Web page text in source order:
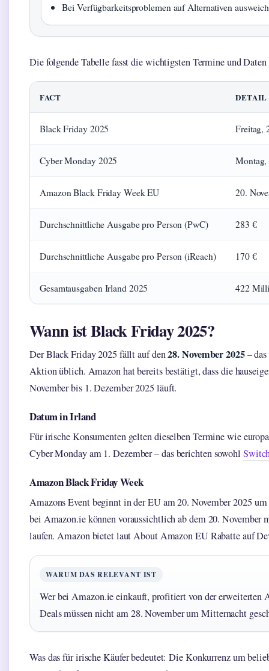
Bei Verfügbarkeitsproblemen auf Alternativen
Die folgende Tabelle fasst die wichtigsten Termine und
FACT DETAIL
Black Friday 2025 Freitag,
Cyber Monday 2025 Montag,
Amazon Black Friday Week EU 20.
Durchschnittliche Ausgabe pro Person (PwC) 283 €
Durchschnittliche Ausgabe pro Person (iReach) 170 €
Gesamtausgaben Irland 2025 422
Wann ist Black Friday 2025?
Der Black Friday 2025 fällt auf den28. November 2025– das
Aktion üblich. Amazon hat bereits bestätigt, dass die
November bis 1. Dezember 2025 läuft.
Datum in Irland
Für irische Konsumenten gelten dieselben Termine wie
Cyber Monday am 1. Dezember – das berichten sowohl
Amazon Black Friday Week
Amazons Event beginnt in der EU am 20. November 2025
bei Amazon.ie können voraussichtlich ab dem 20. November
laufen. Amazon bietet laut About Amazon EU Rabatte auf
WARUM DAS RELEVANT IST
Wer bei Amazon.ie einkauft, profitiert von der erweiterten
Deals müssen nicht am 28. November um Mitternacht
Was das für irische Käufer bedeutet: Die Konkurrenz um